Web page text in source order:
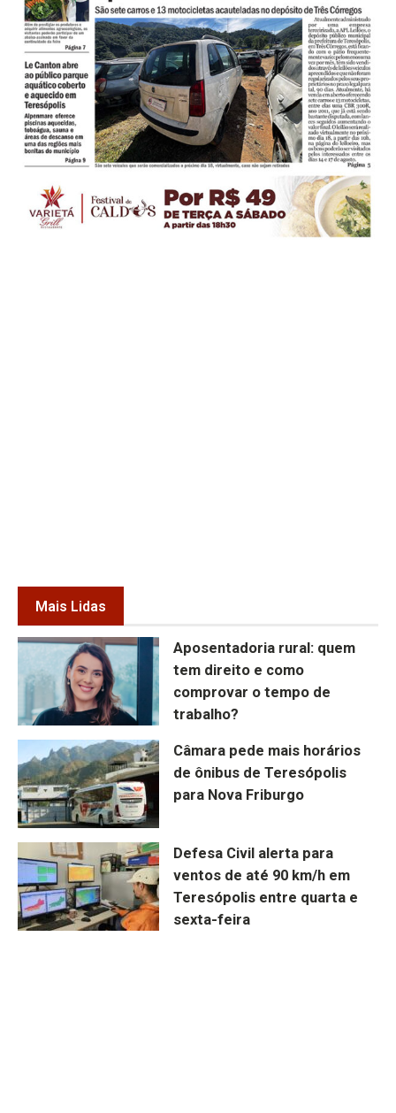
Mais Lidas
Aposentadoria rural: quem
tem direito e como
comprovar o tempo de
trabalho?
Câmara pede mais horários
de ônibus de Teresópolis
para Nova Friburgo
Defesa Civil alerta para
ventos de até 90 km/h em
Teresópolis entre quarta e
sexta-feira